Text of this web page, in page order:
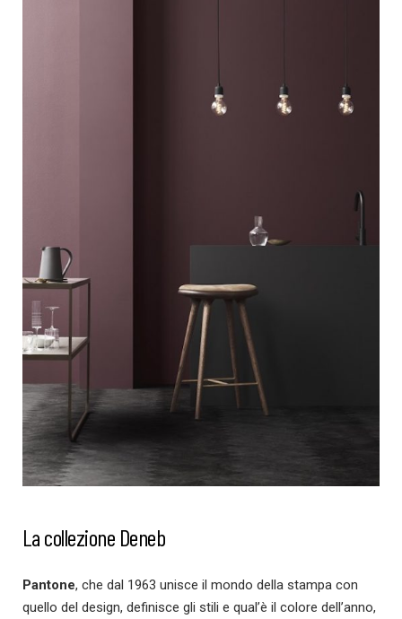
La collezione Deneb
Pantone, che dal 1963 unisce il mondo della stampa con
quello del design, definisce gli stili e qual’è il colore dell’anno,